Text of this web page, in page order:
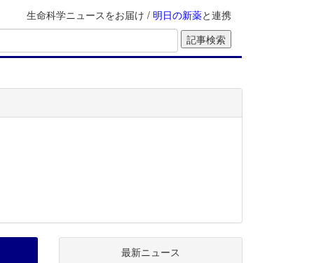
生命科学ニュースをお届け / 明日の新薬と連携
最新ニュース